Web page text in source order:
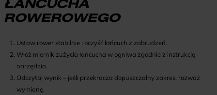
ŁAŃCUCHA
ROWEROWEGO
Ustaw rower stabilnie i oczyść łańcuch z zabrudzeń.
Włóż miernik zużycia łańcucha w ogniwa zgodnie z instrukcją
narzędzia.
Odczytaj wynik – jeśli przekracza dopuszczalny zakres, rozważ
wymianę.